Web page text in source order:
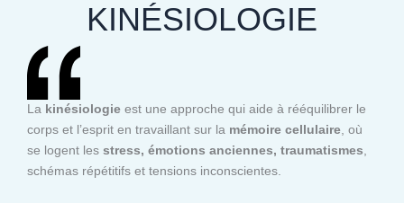
KINÉSIOLOGIE
La kinésiologie est une approche qui aide à rééquilibrer le
corps et l’esprit en travaillant sur la mémoire cellulaire, où
se logent les stress, émotions anciennes, traumatismes,
schémas répétitifs et tensions inconscientes.